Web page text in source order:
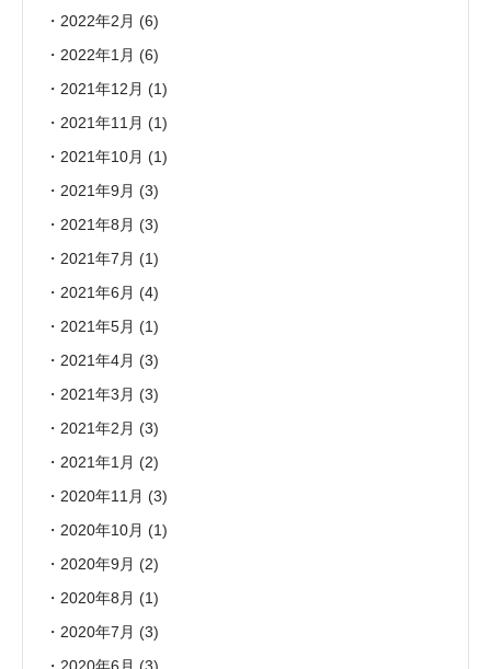
2022年2月 (6)
2022年1月 (6)
2021年12月 (1)
2021年11月 (1)
2021年10月 (1)
2021年9月 (3)
2021年8月 (3)
2021年7月 (1)
2021年6月 (4)
2021年5月 (1)
2021年4月 (3)
2021年3月 (3)
2021年2月 (3)
2021年1月 (2)
2020年11月 (3)
2020年10月 (1)
2020年9月 (2)
2020年8月 (1)
2020年7月 (3)